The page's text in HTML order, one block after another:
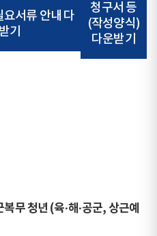
요서류 안내 다
기
청구서 등
(작성양식)
다운받기
복무 청년(육·해·공군, 상근예